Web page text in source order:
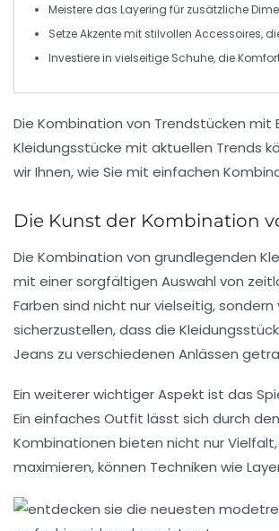
Meistere das Layering für zusätzliche
SetzeAkzentemit stilvollen Accessoires,
Investiere in vielseitige Schuhe, die
Die Kombination von Trendstücken mit
Kleidungsstücke mit aktuellen Trends
wir Ihnen, wie Sie mit einfachen
Die Kunst der Kombination
Die Kombination von grundlegenden
mit einer sorgfältigen Auswahl von
Farben sind nicht nur vielseitig,
sicherzustellen, dass die
Jeans zu verschiedenen Anlässen
Ein weiterer wichtiger Aspekt ist das
Ein einfaches Outfit lässt sich durch
Kombinationen bieten nicht nur
maximieren, können Techniken wie